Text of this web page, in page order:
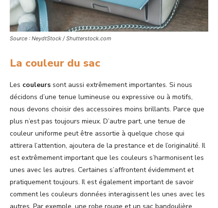
Source : NeydtStock / Shutterstock.com
La couleur du sac
Les couleurs sont aussi extrêmement importantes. Si nous
décidons d’une tenue lumineuse ou expressive ou à motifs,
nous devons choisir des accessoires moins brillants. Parce que
plus n’est pas toujours mieux. D’autre part, une tenue de
couleur uniforme peut être assortie à quelque chose qui
attirera l’attention, ajoutera de la prestance et de l’originalité. Il
est extrêmement important que les couleurs s’harmonisent les
unes avec les autres. Certaines s’affrontent évidemment et
pratiquement toujours. Il est également important de savoir
comment les couleurs données interagissent les unes avec les